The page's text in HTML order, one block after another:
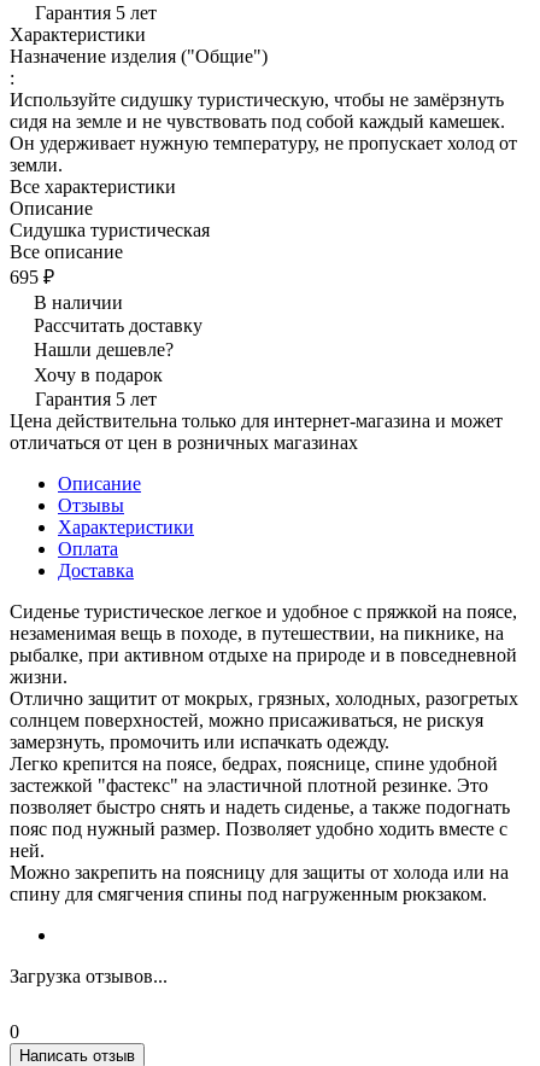
Гарантия 5 лет
Характеристики
Назначение изделия ("Общие")
:
Используйте сидушку туристическую, чтобы не замёрзнуть
сидя на земле и не чувствовать под собой каждый камешек.
Он удерживает нужную температуру, не пропускает холод от
земли.
Все характеристики
Описание
Сидушка туристическая
Все описание
695 ₽
В наличии
Рассчитать доставку
Нашли дешевле?
Хочу в подарок
Гарантия 5 лет
Цена действительна только для интернет-магазина и может
отличаться от цен в розничных магазинах
Описание
Отзывы
Характеристики
Оплата
Доставка
Сиденье туристическое легкое и удобное с пряжкой на поясе,
незаменимая вещь в походе, в путешествии, на пикнике, на
рыбалке, при активном отдыхе на природе и в повседневной
жизни.
Отлично защитит от мокрых, грязных, холодных, разогретых
солнцем поверхностей, можно присаживаться, не рискуя
замерзнуть, промочить или испачкать одежду.
Легко крепится на поясе, бедрах, пояснице, спине удобной
застежкой "фастекс" на эластичной плотной резинке. Это
позволяет быстро снять и надеть сиденье, а также подогнать
пояс под нужный размер. Позволяет удобно ходить вместе с
ней.
Можно закрепить на поясницу для защиты от холода или на
спину для смягчения спины под нагруженным рюкзаком.
Загрузка отзывов...
0
Написать отзыв